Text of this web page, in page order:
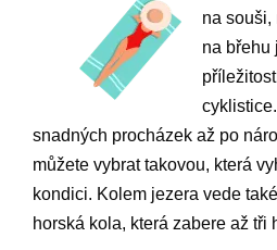
na souši,
na břehu
snadných procházek až po
můžete vybrat takovou, která
kondici. Kolem jezera vede
horská kola, která zabere až tři